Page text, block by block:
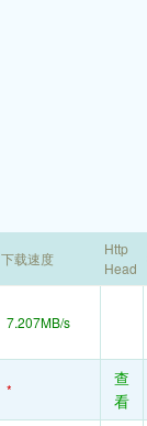
下载速度
Http
Head
7.207MB/s
*
查
看